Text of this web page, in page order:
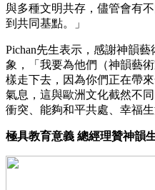
與多種文明共存，儘管會有
到共同基點。」
Pichan先生表示，感謝神韻
象，「我要為他們（神韻藝
樣走下去，因為你們正在帶
氣息，這與歐洲文化截然不
衝突、能夠和平共處、幸福生
極具教育意義 總經理贊神韻